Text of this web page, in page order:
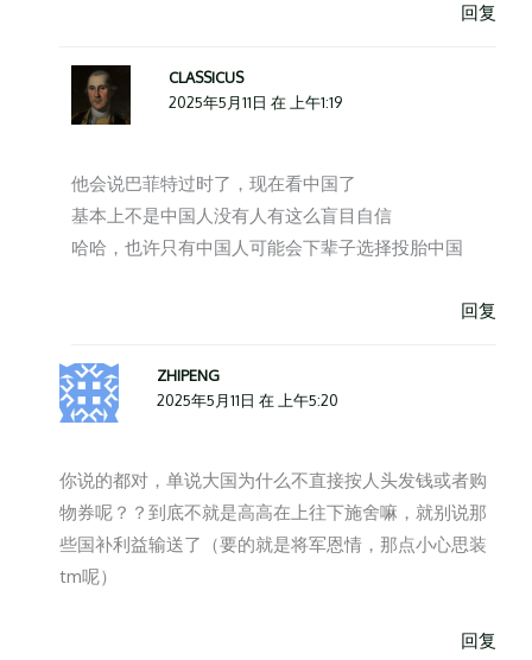
回复
CLASSICUS
2025年5月11日 在 上午1:19
他会说巴菲特过时了，现在看中国了
基本上不是中国人没有人有这么盲目自信
哈哈，也许只有中国人可能会下辈子选择投胎中国
回复
ZHIPENG
2025年5月11日 在 上午5:20
你说的都对，单说大国为什么不直接按人头发钱或者购
物券呢？？到底不就是高高在上往下施舍嘛，就别说那
些国补利益输送了（要的就是将军恩情，那点小心思装
tm呢）
回复